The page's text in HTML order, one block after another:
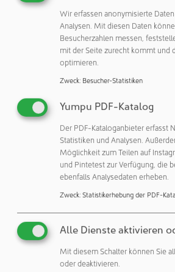
Außenseite der Vials, denn nur ohne
sichere Weiterverarbeitung möglich.
Neben den technischen
die regulatorischen Vorgaben.
nicht nur den Grundsätzen der Good
Anforderungen an Umweltschutz,
Sicherheit (EHS).
All das macht deutlich, dass Sicherheit
Add-on, sondern ein integraler
sein muss. Es geht nicht nur darum,
und Mitarbeiterschutz jederzeit
Im Video zeigen Optimas Experten,
sicheren Handhabung hochpotenter
und wie moderne
Wir erfassen anonymisierte
Analysen. Mit diesen Daten
Besucherzahlen messen,
mit der Seite zurecht kommt und
optimieren.
Zweck: Besucher-Statistiken
Yumpu PDF-Katalog
Der PDF-Kataloganbieter erfasst
Statistiken und Analysen.
Möglichkeit zum Teilen auf
und Pintetest zur Verfügung, die
ebenfalls Analysedaten erheben.
Zweck: Statistikerhebung der PDF-
Alle Dienste aktivieren
Mit diesem Schalter können Sie
oder deaktivieren.